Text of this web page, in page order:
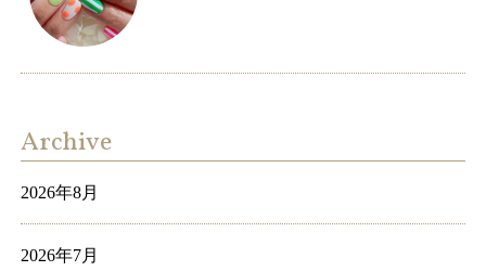
Archive
2026年8月
2026年7月